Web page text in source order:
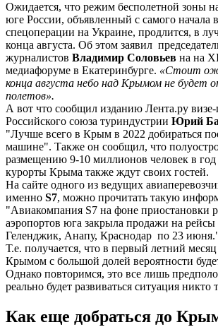
Ожидается, что режим бесполетной зоны
юге России, объявленный с самого начала
спецоперации на Украине, продлится, в
конца августа. Об этом заявил
журналистов Владимир Соловьев на на
медиафоруме в Екатеринбурге. «Стоит
конца августа небо над Крымом не будет
полетов».
А вот что сообщил изданию Лента.ру визе-
Российского союза туриндустрии Юрий
"Лучше всего в Крым в 2022 добираться
машине". Также он сообщил, что
размещению 9-10 миллионов человек в год
курорты Крыма также ждут своих гостей.
На сайте одного из ведущих
именно S7, можно прочитать такую
"Авиакомпания S7 на фоне приостановки
аэропортов юга закрыла продажи на
Геленджик, Анапу, Краснодар по 23
Т.е. получается, что в первый летний
Крымом с большой долей вероятности
Однако повторимся, это все лишь
реально будет развиваться ситуация никто
Как еще добраться до